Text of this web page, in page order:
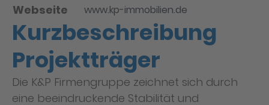
Webseite www.kp-immobilien.de
Kurzbeschreibung
Projektträger
Die K&P Firmengruppe zeichnet sich durch
eine beeindruckende Stabilität und